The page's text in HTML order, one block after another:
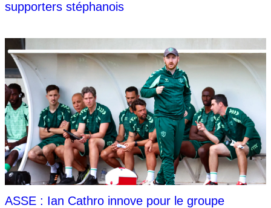
supporters stéphanois
ASSE : Ian Cathro innove pour le groupe